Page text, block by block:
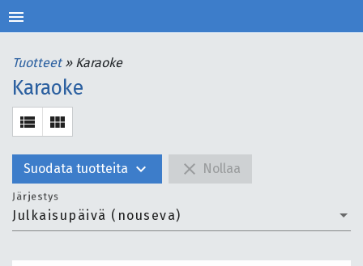
menu
Karaoke
view_list view_module
Suodata tuotteita expand_more close Nollaa
Julkaisupäivä (nouseva)
Järjestys
Tuotteet »Karaoke